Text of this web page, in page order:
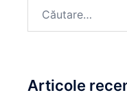
Articole